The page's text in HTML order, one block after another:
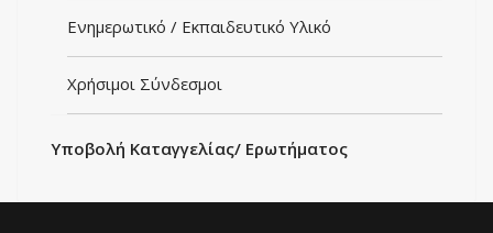
Ενημερωτικό / Εκπαιδευτικό Υλικό
Χρήσιμοι Σύνδεσμοι
Υποβολή Kαταγγελίας/ Eρωτήματος